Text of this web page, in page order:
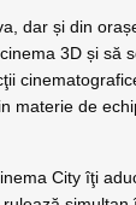
dar și din
3D și să
materie de
City îţi